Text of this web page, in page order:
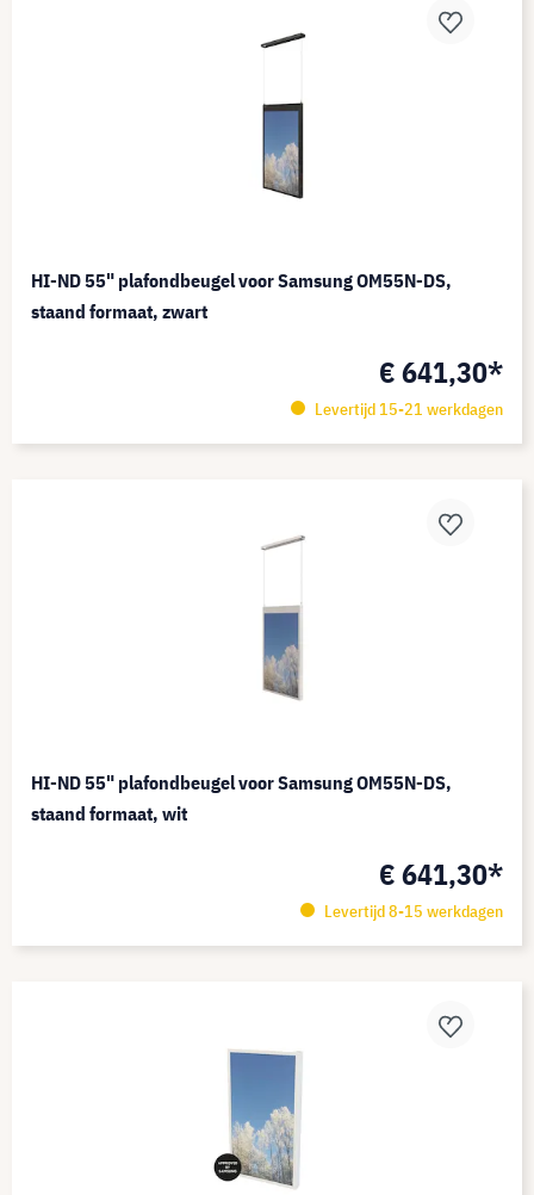
HI-ND 55" plafondbeugel voor Samsung OM55N-DS,
staand formaat, zwart
€ 641,30*
Levertijd 15-21 werkdagen
HI-ND 55" plafondbeugel voor Samsung OM55N-DS,
staand formaat, wit
€ 641,30*
Levertijd 8-15 werkdagen